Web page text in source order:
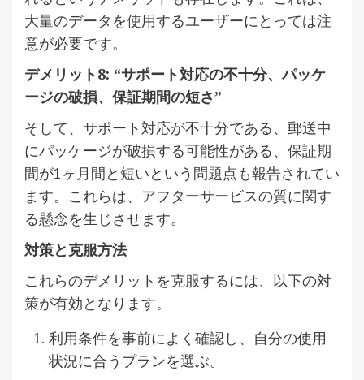
大量のデータを使用するユーザーにとっては注
意が必要です。
デメリット8: “サポート対応の不十分、パッケ
ージの破損、保証期間の短さ”
そして、サポート対応が不十分である、郵送中
にパッケージが破損する可能性がある、保証期
間が1ヶ月間と短いという問題点も報告されてい
ます。これらは、アフターサービスの質に関す
る懸念を生じさせます。
対策と克服方法
これらのデメリットを克服するには、以下の対
策が有効となります。
利用条件を事前によく確認し、自分の使用
状況に合うプランを選ぶ。